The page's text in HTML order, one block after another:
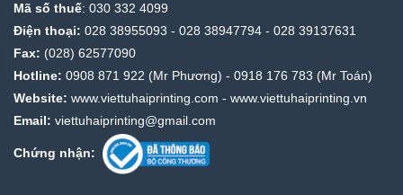
Mã số thuế: 030 332 4099
Điện thoại: 028 38955093 - 028 38947794 - 028 39137631
Fax: (028) 62577090
Hotline: 0908 871 922 (Mr Phương) - 0918 176 783 (Mr Toán)
Website: www.viettuhaiprinting.com - www.viettuhaiprinting.vn
Email: viettuhaiprinting@gmail.com
Chứng nhận: